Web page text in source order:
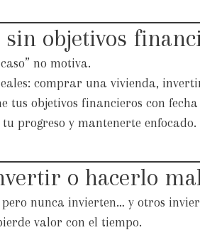
sin objetivos
no motiva.
comprar una vivienda,
tus objetivos financieros con
progreso y mantenerte enfocado.
o hacerlo
nunca invierten… y otros
valor con el tiempo.